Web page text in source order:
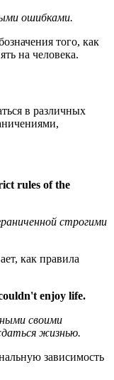
ошибками.
того, как
на человека.
в различных
rules of the
строгими
как правила
enjoy life.
своими
жизнью.
зависимость